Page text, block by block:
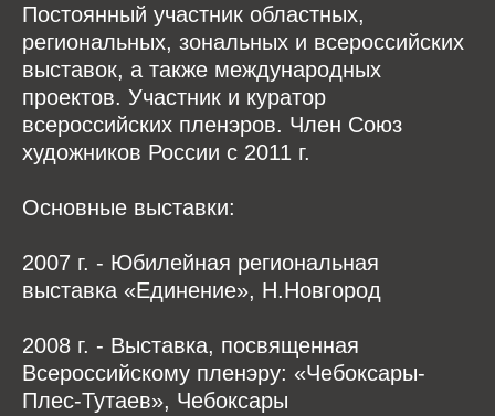
Постоянный участник областных,
региональных, зональных и всероссийских
выставок, а также международных
проектов. Участник и куратор
всероссийских пленэров. Член Союз
художников России с 2011 г.
Основные выставки:
2007 г. - Юбилейная региональная
выставка «Единение», Н.Новгород
2008 г. - Выставка, посвященная
Всероссийскому пленэру: «Чебоксары-
Плес-Тутаев», Чебоксары